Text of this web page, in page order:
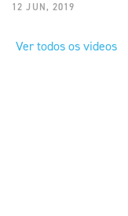
12 JUN, 2019
Ver todos os videos